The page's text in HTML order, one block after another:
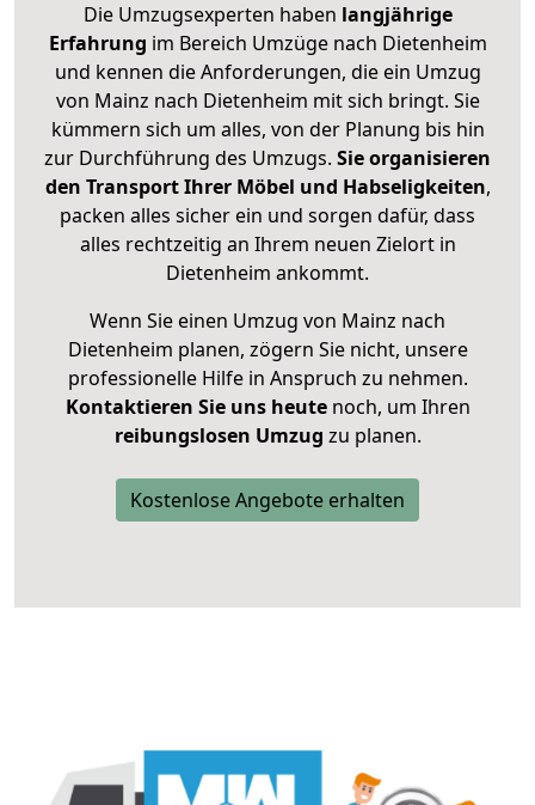
Die Umzugsexperten haben langjährige
Erfahrung im Bereich Umzüge nach Dietenheim
und kennen die Anforderungen, die ein Umzug
von Mainz nach Dietenheim mit sich bringt. Sie
kümmern sich um alles, von der Planung bis hin
zur Durchführung des Umzugs. Sie organisieren
den Transport Ihrer Möbel und Habseligkeiten,
packen alles sicher ein und sorgen dafür, dass
alles rechtzeitig an Ihrem neuen Zielort in
Dietenheim ankommt.
Wenn Sie einen Umzug von Mainz nach
Dietenheim planen, zögern Sie nicht, unsere
professionelle Hilfe in Anspruch zu nehmen.
Kontaktieren Sie uns heutenoch, um Ihren
reibungslosen Umzug zu planen.
Kostenlose Angebote erhalten